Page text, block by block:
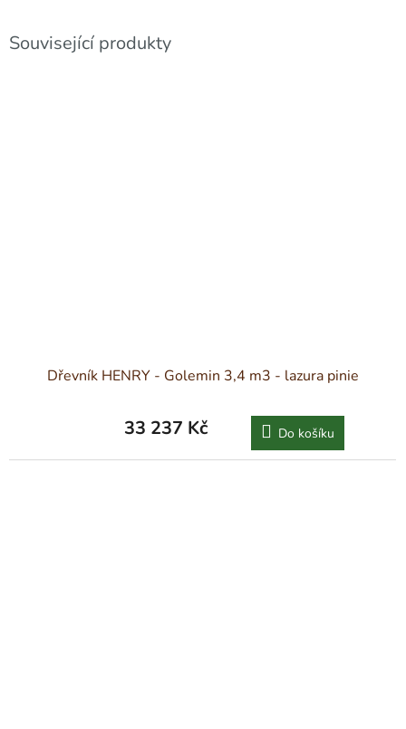
Související produkty
Dřevník HENRY - Golemin 3,4 m3 - lazura pinie
33 237 Kč Do košíku